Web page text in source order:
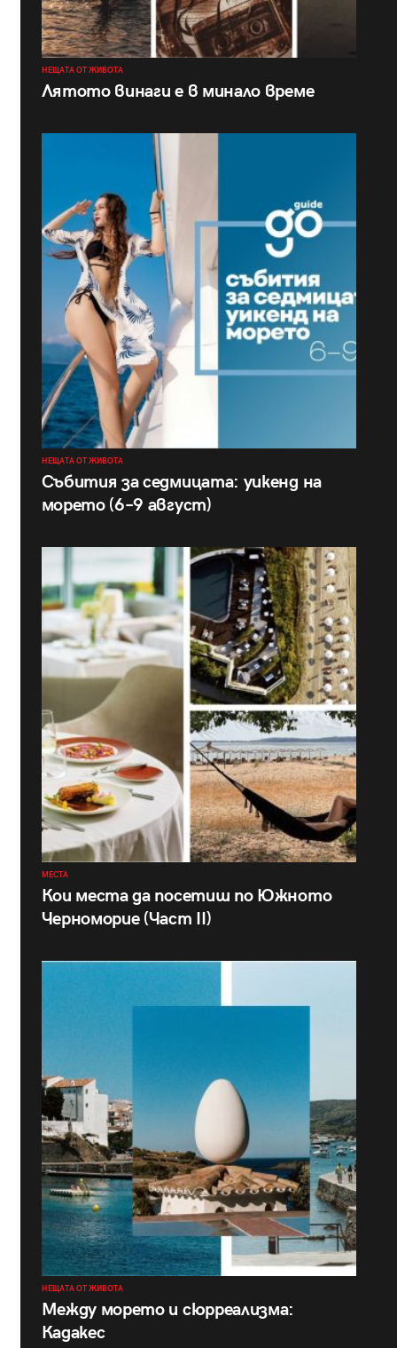
НЕЩАТА ОТ ЖИВОТА
Лятото винаги е в минало време
НЕЩАТА ОТ ЖИВОТА
Събития за седмицата: уикенд на
морето (6–9 август)
МЕСТА
Кои места да посетиш по Южното
Черноморие (Част II)
НЕЩАТА ОТ ЖИВОТА
Между морето и сюрреализма:
Кадакес